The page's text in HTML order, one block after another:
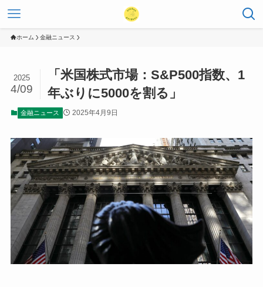
ホーム 金融ニュース
「米国株式市場：S&P500指数、1
年ぶりに5000を割る」
2025
4/09
金融ニュース 2025年4月9日